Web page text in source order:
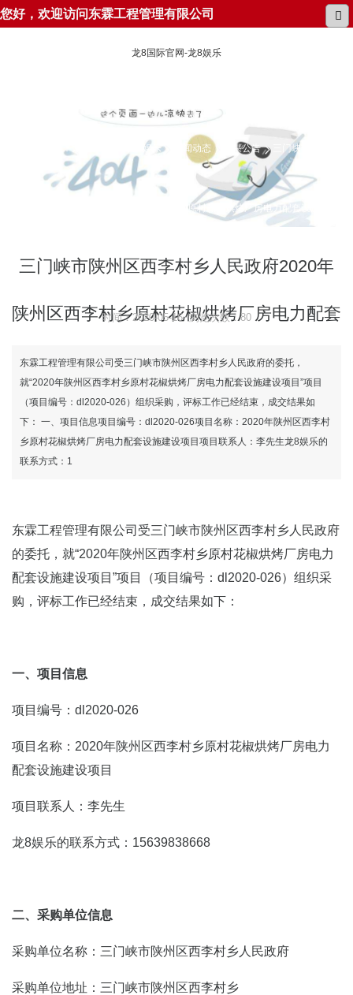
您好，欢迎访问东霖工程管理有限公司
龙8国际官网-龙8娱乐
所在位置： 龙8国际官网-龙8娱乐 新闻动态 结果公告 三门峡市陕州区
西李村乡人民政府2020年陕州区西李村乡原村花椒烘烤厂房电力配套设施建设
项目成交公告
三门峡市陕州区西李村乡人民政府2020年
陕州区西李村乡原村花椒烘烤厂房电力配套
设施建设项目成交公告东霖工程管理有限公
司-龙8国际官网
时间：2020-05-16 浏览次数：80
东霖工程管理有限公司受三门峡市陕州区西李村乡人民政府的委托，
就“2020年陕州区西李村乡原村花椒烘烤厂房电力配套设施建设项目”项目
（项目编号：dl2020-026）组织采购，评标工作已经结束，成交结果如
下： 一、项目信息项目编号：dl2020-026项目名称：2020年陕州区西李村
乡原村花椒烘烤厂房电力配套设施建设项目项目联系人：李先生龙8娱乐的
联系方式：1
东霖工程管理有限公司受三门峡市陕州区西李村乡人民政府
的委托，就“2020年陕州区西李村乡原村花椒烘烤厂房电力
配套设施建设项目”项目（项目编号：dl2020-026）组织采
购，评标工作已经结束，成交结果如下：
一、项目信息
项目编号：dl2020-026
项目名称：2020年陕州区西李村乡原村花椒烘烤厂房电力
配套设施建设项目
项目联系人：李先生
龙8娱乐的联系方式：15639838668
二、采购单位信息
采购单位名称：三门峡市陕州区西李村乡人民政府
采购单位地址：三门峡市陕州区西李村乡